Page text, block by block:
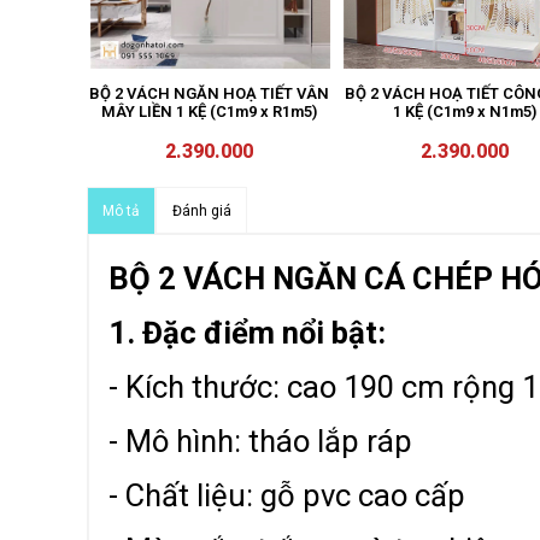
BỘ 2 VÁCH NGĂN HOẠ TIẾT VÂN
MÂY LIỀN 1 KỆ (C1m9 x R1m5)
2.390.000
BỘ 2 VÁCH HOẠ TIẾT
1 KỆ (C1m9 x N1m5)
2.390.000
Mô tả Đánh giá
BỘ 2 VÁCH NGĂN CÁ CHÉP
1. Đặc điểm nổi bật:
- Kích thước: cao 190 cm rộng
- Mô hình: tháo lắp ráp
- Chất liệu: gỗ pvc cao cấp